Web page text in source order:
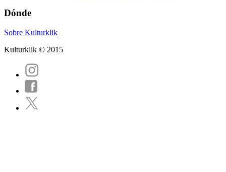
Dónde
Sobre Kulturklik
Kulturklik © 2015